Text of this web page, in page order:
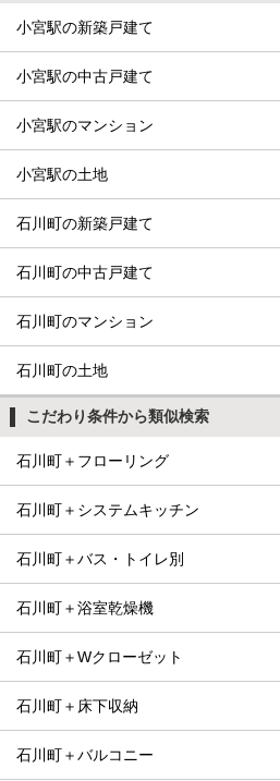
小宮駅の新築戸建て
小宮駅の中古戸建て
小宮駅のマンション
小宮駅の土地
石川町の新築戸建て
石川町の中古戸建て
石川町のマンション
石川町の土地
こだわり条件から類似検索
石川町＋フローリング
石川町＋システムキッチン
石川町＋バス・トイレ別
石川町＋浴室乾燥機
石川町＋Wクローゼット
石川町＋床下収納
石川町＋バルコニー